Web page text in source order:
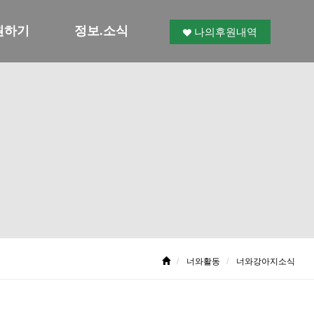
기 정보.소식 나의후원내역
너와활동 너와강아지소식